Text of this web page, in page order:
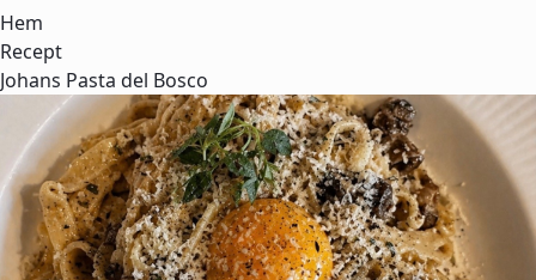
Hem
Recept
Johans Pasta del Bosco